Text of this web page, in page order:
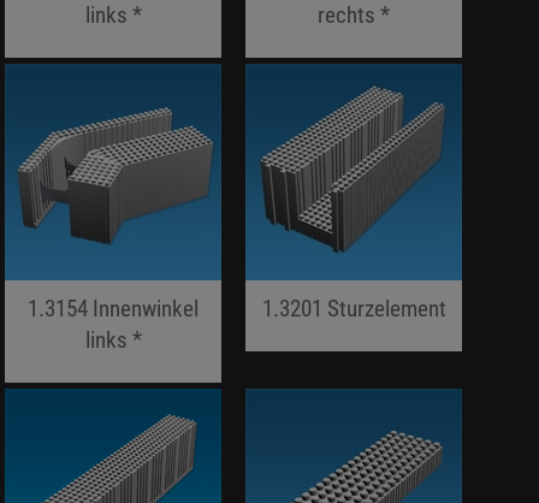
links *
rechts *
1.3154 Innenwinkel
links *
1.3201 Sturzelement